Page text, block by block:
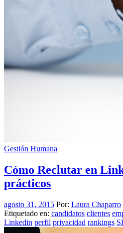
Gestión Humana
Cómo Reclutar en
prácticos
agosto 31, 2015 Por: Laura Chaparro
Etiquetado en: candidatos clientes
Linkedin perfil privacidad rankings